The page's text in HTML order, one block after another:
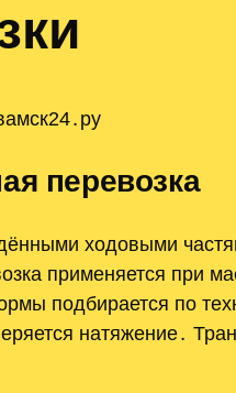
перевозка
ходовыми
применяется при
подбирается по
натяжение․